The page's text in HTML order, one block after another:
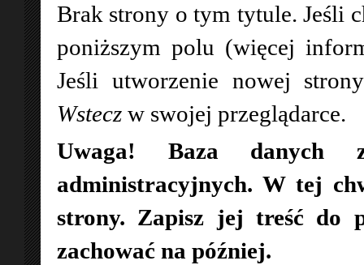
Brak strony o tym tytule. Jeśli
poniższym polu (więcej
Jeśli utworzenie nowej
Wstecz w swojej przeglądarce.
Uwaga! Baza danych
administracyjnych. W tej
strony. Zapisz jej treść do
zachować na później.